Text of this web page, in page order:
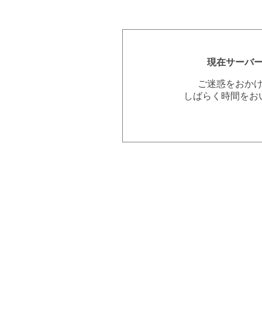
現在サーバ
ご迷惑をおか
しばらく時間を